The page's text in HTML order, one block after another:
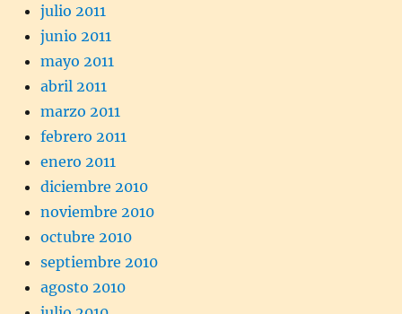
julio 2011
junio 2011
mayo 2011
abril 2011
marzo 2011
febrero 2011
enero 2011
diciembre 2010
noviembre 2010
octubre 2010
septiembre 2010
agosto 2010